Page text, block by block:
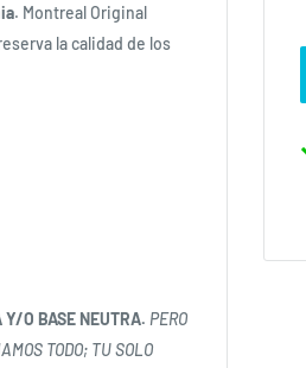
. Montreal Original
la calidad de los
Y/O BASE NEUTRA. PERO
TODO; TU SOLO